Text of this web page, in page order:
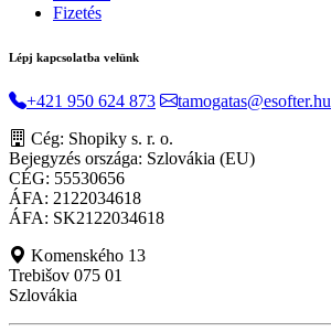
Fizetés
Lépj kapcsolatba velünk
+421 950 624 873
tamogatas@esofter.hu
Cég: Shopiky s. r. o.
Bejegyzés országa: Szlovákia (EU)
CÉG: 55530656
ÁFA: 2122034618
ÁFA: SK2122034618
Komenského 13
Trebišov 075 01
Szlovákia